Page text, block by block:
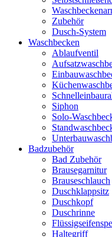
Zubehör
Dusch-System
Waschbecken
Ablaufventil
Siphon
Solo-
Badzubehör
Bad Zubehör
Brausegarnitur
Brauseschlauch
Duschklappsitz
Duschkopf
Duschrinne
Haltegriff